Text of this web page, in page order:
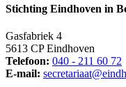
Stichting Eindhoven in
Gasfabriek 4
5613 CP Eindhoven
Telefoon: 040 - 211 60 72
E-mail: